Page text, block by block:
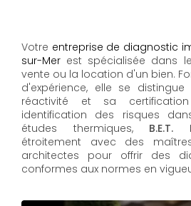
Votre entreprise de diagnostic
sur-Mer est spécialisée dans
vente ou la location d'un bien.
d'expérience, elle se
réactivité et sa
identification des risques
études thermiques, B.E.T.
étroitement avec des
architectes pour offrir des
conformes aux normes en